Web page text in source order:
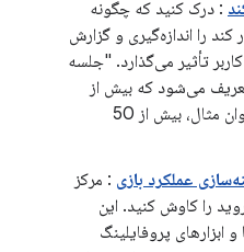
: درک کنید که چگونه
را اندازه‌گیری و گزارش
تأثیر می‌گذارد. "جلسه
می‌شود که بیش از
25٪ فریم‌ها کند باشند (به عنوان مثال، بیش از 50
عملکرد بازی : مرکز
را کاوش کنید. این
ابزارهای پروفایلینگ